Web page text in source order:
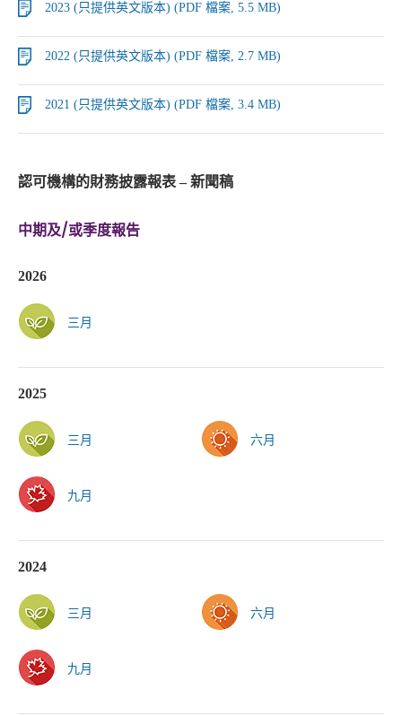
2023 (只提供英文版本) (PDF 檔案, 5.5 MB)
2022 (只提供英文版本) (PDF 檔案, 2.7 MB)
2021 (只提供英文版本) (PDF 檔案, 3.4 MB)
認可機構的財務披露報表 – 新聞稿
中期及/或季度報告
2026
三月
2025
三月 六月
九月
2024
三月 六月
九月